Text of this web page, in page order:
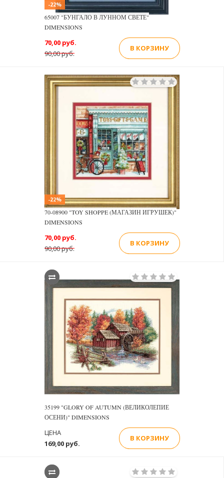
-22%
65007 "БУНГАЛО В ЛУННОМ СВЕТЕ"
DIMENSIONS
90,00 руб.
70,00 руб.
В КОРЗИНУ
-22%
70-08900 "TOY SHOPPE (МАГАЗИН ИГРУШЕК)"
DIMENSIONS
90,00 руб.
70,00 руб.
В КОРЗИНУ
35199 "GLORY OF AUTUMN (ВЕЛИКОЛЕПИЕ
ОСЕНИ)" DIMENSIONS
169,00 руб.
ЦЕНА
В КОРЗИНУ